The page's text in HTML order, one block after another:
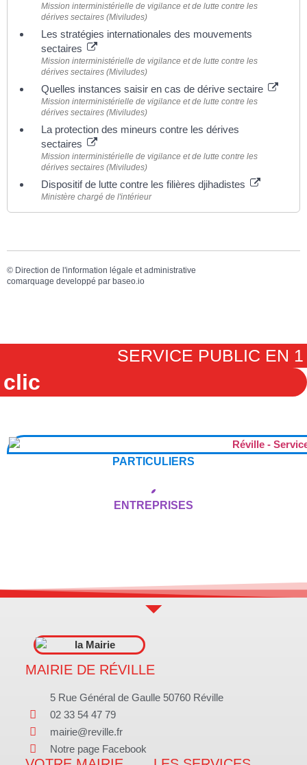
Mission interministérielle de vigilance et de lutte contre les
dérives sectaires (Miviludes)
Les stratégies internationales des mouvements
sectaires
Mission interministérielle de vigilance et de lutte contre les
dérives sectaires (Miviludes)
Quelles instances saisir en cas de dérive sectaire
Mission interministérielle de vigilance et de lutte contre les
dérives sectaires (Miviludes)
La protection des mineurs contre les dérives
sectaires
Mission interministérielle de vigilance et de lutte contre les
dérives sectaires (Miviludes)
Dispositif de lutte contre les filières djihadistes
Ministère chargé de l'intérieur
© Direction de l'information légale et administrative
comarquage developpé par baseo.io
SERVICE PUBLIC EN 1
clic
PARTICULIERS
ENTREPRISES
MAIRIE DE RÉVILLE
5 Rue Général de Gaulle 50760 Réville
02 33 54 47 79
mairie@reville.fr
Notre page Facebook